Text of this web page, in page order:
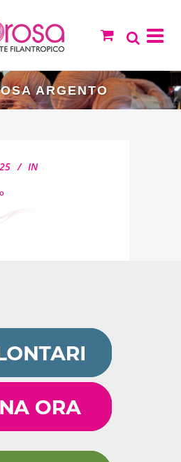
ARGENTO
IN